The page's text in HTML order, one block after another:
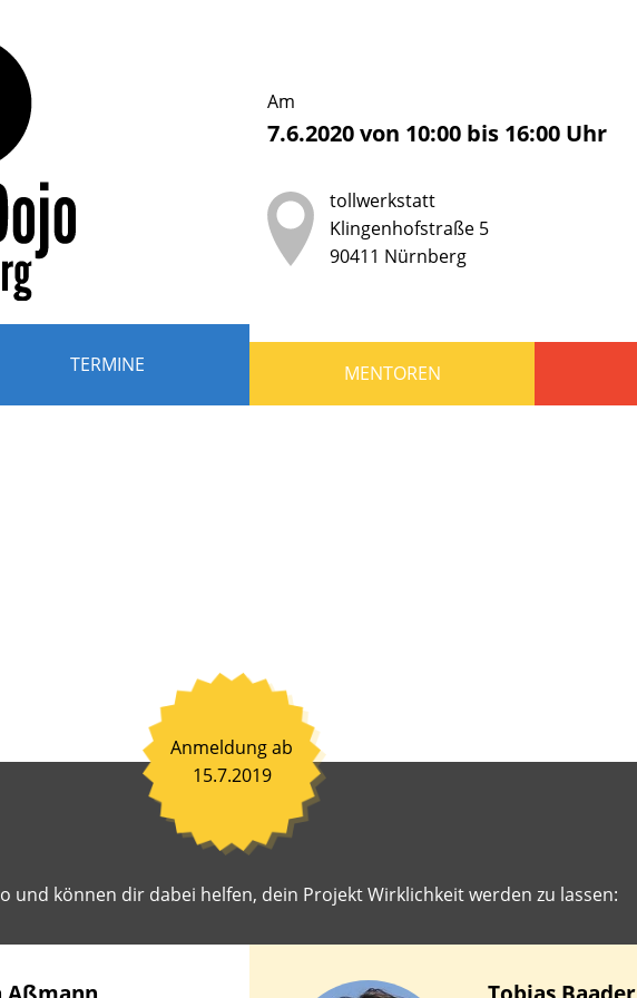
Am
7.6.2020von 10:00 bis 16:00 Uhr
tollwerkstatt
Klingenhofstraße 5
90411 Nürnberg
TERMINE MENTOREN
Anmeldung ab
15.7.2019
und können dir dabei helfen, dein Projekt Wirklichkeit werden zu lassen: